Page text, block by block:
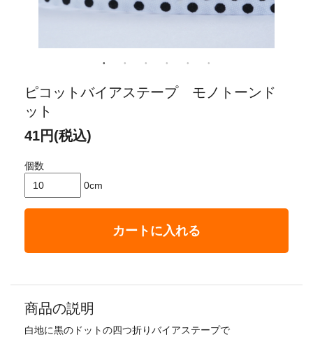
ピコットバイアステープ モノトーンド
ット
41円(税込)
個数
0cm
カートに入れる
商品の説明
白地に黒のドットの四つ折りバイアステープで